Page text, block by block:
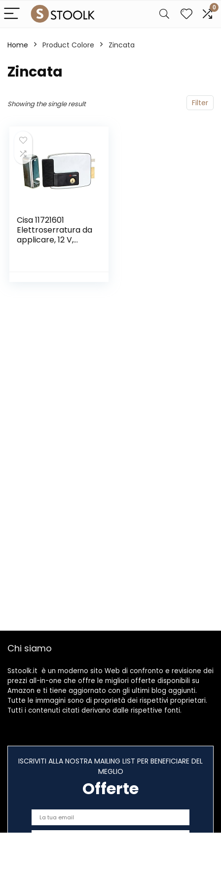
0
Home Product Colore ‎Zincata
‎Zincata
Filter
Showing the single result
Cisa 11721601
Elettroserratura da
applicare, 12 V,
Chi siamo
Sstoolk.it è un moderno sito Web di confronto e revisione dei
prezzi all-in-one che offre le migliori offerte disponibili su
Amazon e ti tiene aggiornato con gli ultimi blog aggiunti.
Tutte le immagini sono di proprietà dei rispettivi proprietari.
Tutti i contenuti citati derivano dalle rispettive fonti.
ISCRIVITI ALLA NOSTRA MAILING LIST PER BENEFICIARE DEL
MEGLIO
Offerte